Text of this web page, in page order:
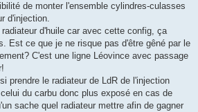
de monter l'ensemble cylindres-culasses
d'injection.
d'huile car avec cette config, ça
Est ce que je ne risque pas d'être gêné par le
C'est une ligne Léovince avec passage
prendre le radiateur de LdR de l'injection
du carbu donc plus exposé en cas de
sache quel radiateur mettre afin de gagner